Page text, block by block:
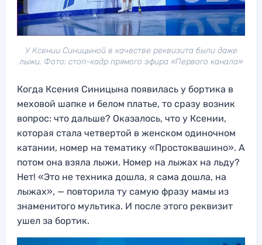
У Ксении Синицыной в качестве реквизита были даже
лыжи. Фото: стоп-кадр прямого эфира «Первого канала»
Когда Ксения Синицына появилась у бортика в
меховой шапке и белом платье, то сразу возник
вопрос: что дальше? Оказалось, что у Ксении,
которая стала четвертой в женском одиночном
катании, номер на тематику «Простоквашино». А
потом она взяла лыжи. Номер на лыжах на льду?
Нет! «Это не техника дошла, я сама дошла, на
лыжах», — повторила ту самую фразу мамы из
знаменитого мультика. И после этого реквизит
ушел за бортик.